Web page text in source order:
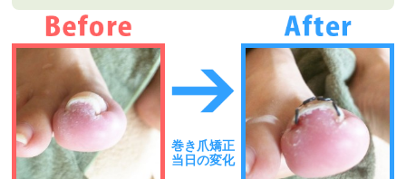
巻き爪矯正
当日の変化